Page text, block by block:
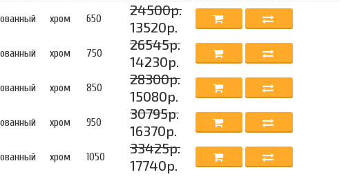
хром 650
24500р.
13520р.
хром 750
26545р.
14230р.
хром 850
28300р.
15080р.
хром 950
30795р.
16370р.
хром 1050
33425р.
17740р.